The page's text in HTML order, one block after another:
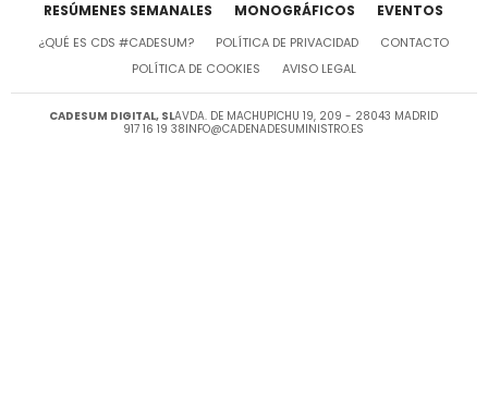
RESÚMENES SEMANALES
MONOGRÁFICOS EVENTOS
¿QUÉ ES CDS #CADESUM? POLÍTICA DE PRIVACIDAD
CONTACTO
POLÍTICA DE COOKIES
AVISO LEGAL
CADESUM DIGITAL, SLAVDA. DE MACHUPICHU 19, 209 - 28043 MADRID
917 16 19 38INFO@CADENADESUMINISTRO.ES